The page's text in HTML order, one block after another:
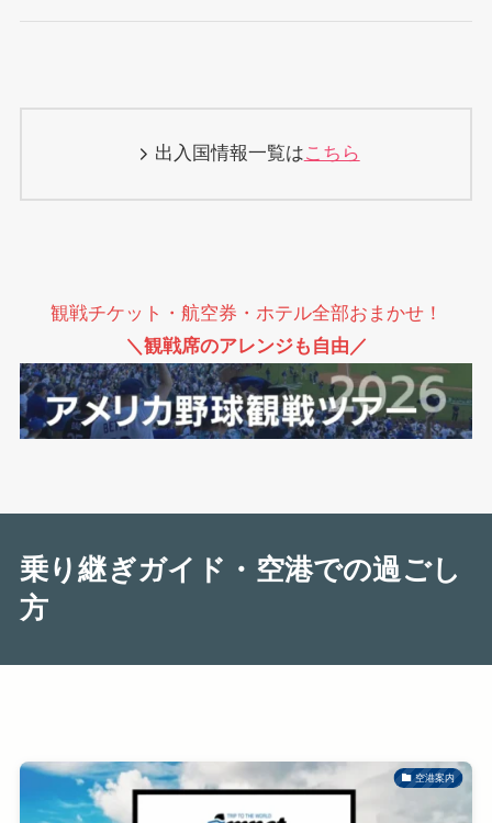
出入国情報一覧はこちら
観戦チケット・航空券・ホテル全部おまかせ！
＼観戦席のアレンジも自由／
乗り継ぎガイド・空港での過ごし
方
空港案内